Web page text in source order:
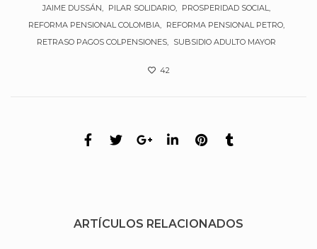
JAIME DUSSÁN
PILAR SOLIDARIO
PROSPERIDAD SOCIAL
REFORMA PENSIONAL COLOMBIA
REFORMA PENSIONAL PETRO
RETRASO PAGOS COLPENSIONES
SUBSIDIO ADULTO MAYOR
42
ARTÍCULOS RELACIONADOS